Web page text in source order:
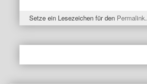
Setze ein Lesezeichen für den Permalink.